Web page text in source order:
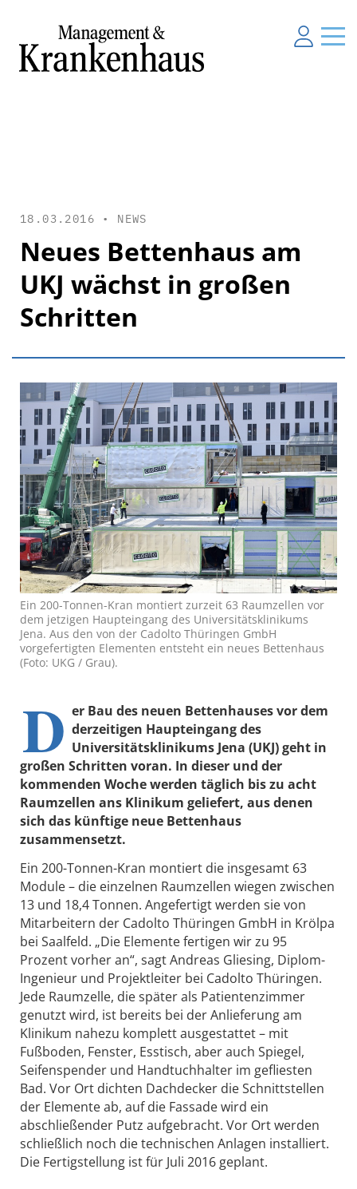
18.03.2016 • NEWS
Neues Bettenhaus am
UKJ wächst in großen
Schritten
Ein 200-Tonnen-Kran montiert zurzeit 63 Raumzellen vor
dem jetzigen Haupteingang des Universitätsklinikums
Jena. Aus den von der Cadolto Thüringen GmbH
vorgefertigten Elementen entsteht ein neues Bettenhaus
(Foto: UKG / Grau).
D er Bau des neuen Bettenhauses vor dem
derzeitigen Haupteingang des
Universitätsklinikums Jena (UKJ) geht in
großen Schritten voran. In dieser und der
kommenden Woche werden täglich bis zu acht
Raumzellen ans Klinikum geliefert, aus denen
sich das künftige neue Bettenhaus
zusammensetzt.
Ein 200-Tonnen-Kran montiert die insgesamt 63
Module – die einzelnen Raumzellen wiegen zwischen
13 und 18,4 Tonnen. Angefertigt werden sie von
Mitarbeitern der Cadolto Thüringen GmbH in Krölpa
bei Saalfeld. „Die Elemente fertigen wir zu 95
Prozent vorher an“, sagt Andreas Gliesing, Diplom-
Ingenieur und Projektleiter bei Cadolto Thüringen.
Jede Raumzelle, die später als Patientenzimmer
genutzt wird, ist bereits bei der Anlieferung am
Klinikum nahezu komplett ausgestattet – mit
Fußboden, Fenster, Esstisch, aber auch Spiegel,
Seifenspender und Handtuchhalter im gefliesten
Bad. Vor Ort dichten Dachdecker die Schnittstellen
der Elemente ab, auf die Fassade wird ein
abschließender Putz aufgebracht. Vor Ort werden
schließlich noch die technischen Anlagen installiert.
Die Fertigstellung ist für Juli 2016 geplant.